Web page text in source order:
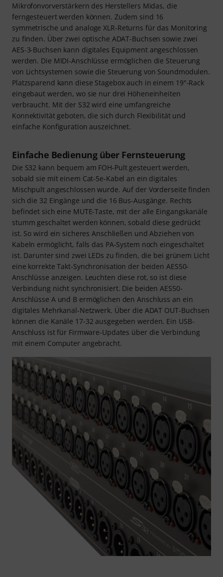
Mikrofonvorverstärkern des Herstellers Midas, die
ferngesteuert werden können. Zudem sind 16
symmetrische und analoge XLR-Returns für das Monitoring
zu finden. Über zwei optische ADAT-Buchsen sowie zwei
AES-3-Buchsen kann digitales Equipment angeschlossen
werden. Die MIDI-Anschlüsse ermöglichen die Steuerung
von Lichtsystemen sowie die Steuerung von Soundmodulen.
Platzsparend kann diese Stagebox auch in einem 19"-Rack
eingebaut werden, wo sie nur drei Höheneinheiten
verbraucht. Mit der S32 wird eine umfangreiche
Konnektivität geboten, die sich durch Flexibilität und
einfache Konfiguration auszeichnet.
Einfache Bedienung über Fernsteuerung
Die S32 kann bequem am FOH-Pult gesteuert werden,
sobald sie mit einem Cat-5e-Kabel an ein digitales
Mischpult angeschlossen wurde. Auf der Vorderseite finden
sich die 32 Eingänge und die 16 Bus-Ausgänge. Rechts
befindet sich eine MUTE-Taste, mit der alle Eingangskanäle
stumm geschaltet werden können, sobald diese gedrückt
ist. So wird ein sicheres Anschließen und Abziehen von
Kabeln ermöglicht, falls das PA-System noch eingeschaltet
ist. Darunter sind zwei LEDs zu finden, die bei grünem Licht
eine korrekte Takt-Synchronisation der beiden AES50-
Anschlüsse anzeigen. Leuchten diese rot, so ist diese
Verbindung nicht synchronisiert. Die beiden AES50-
Anschlüsse A und B ermöglichen den Anschluss an ein
digitales Mehrkanal-Netzwerk. Über die ADAT OUT-Buchsen
können die Kanäle 17-32 ausgegeben werden. Ein USB-
Anschluss ist für Firmware-Updates über die Verbindung
mit einem Computer angebracht.